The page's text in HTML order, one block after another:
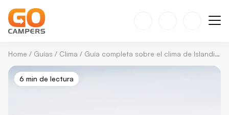
Home / Guías / Clima / Guía completa sobre el clima de Islandia en mayo
6 min de lectura